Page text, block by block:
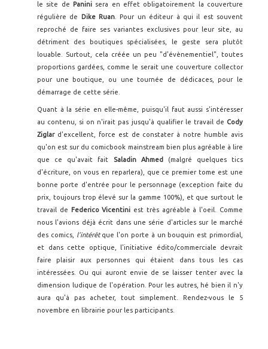
le site de
Panini sera en effet obligatoirement la couverture
régulière de
Dike Ruan . Pour un éditeur à qui il est souvent
reproché de faire ses variantes exclusives pour leur site, au
détriment des boutiques spécialisées, le geste sera plutôt
louable. Surtout, cela créée un peu "d'évènementiel", toutes
proportions gardées, comme le serait une couverture collector
pour une boutique, ou une tournée de dédicaces, pour le
démarrage de cette série.
Quant à la série en elle-même, puisqu'il faut aussi s'intéresser
au contenu, si on n'irait pas jusqu'à qualifier le travail de Cody
Ziglar d'excellent, force est de constater à notre humble avis
qu'on est sur du comicbook mainstream bien plus agréable à lire
que ce qu'avait fait
Saladin Ahmed
(malgré quelques tics
d'écriture, on vous en reparlera), que ce premier tome est une
bonne porte d'entrée pour le personnage (exception faite du
prix, toujours trop élevé sur la gamme 100%), et que surtout le
travail de
Federico Vicentini est très agréable à l'oeil. Comme
nous l'avions déjà écrit dans une série d'articles sur le marché
des comics,
l'intérêtque l'on porte à un bouquin est primordial,
et dans cette optique, l'initiative édito/commerciale devrait
faire plaisir aux personnes qui étaient dans tous les cas
intéressées. Ou qui auront envie de se laisser tenter avec la
dimension ludique de l'opération. Pour les autres, hé bien il n'y
aura qu'à pas acheter, tout simplement. Rendez-vous le 5
novembre en librairie pour les participants.